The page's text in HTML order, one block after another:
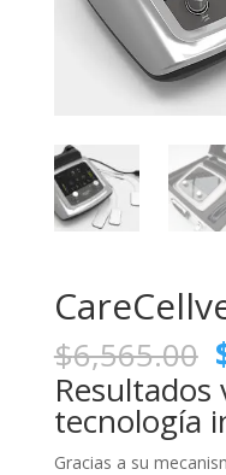
$6,565.00
Resultados
tecnología
Gracias a su